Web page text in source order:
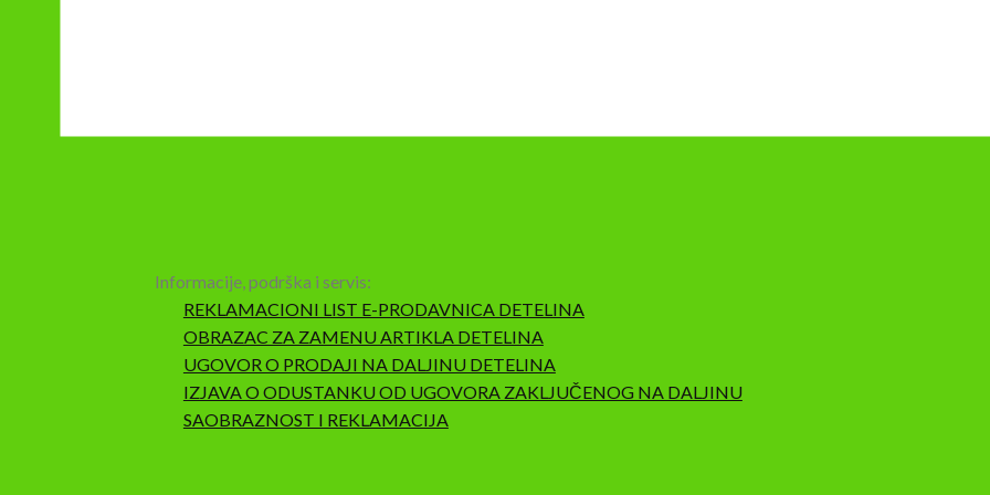
Informacije, podrška i servis:
REKLAMACIONI LIST E-PRODAVNICA DETELINA
OBRAZAC ZA ZAMENU ARTIKLA DETELINA
UGOVOR O PRODAJI NA DALJINU DETELINA
IZJAVA O ODUSTANKU OD UGOVORA ZAKLJUČENOG NA DALJINU
SAOBRAZNOST I REKLAMACIJA